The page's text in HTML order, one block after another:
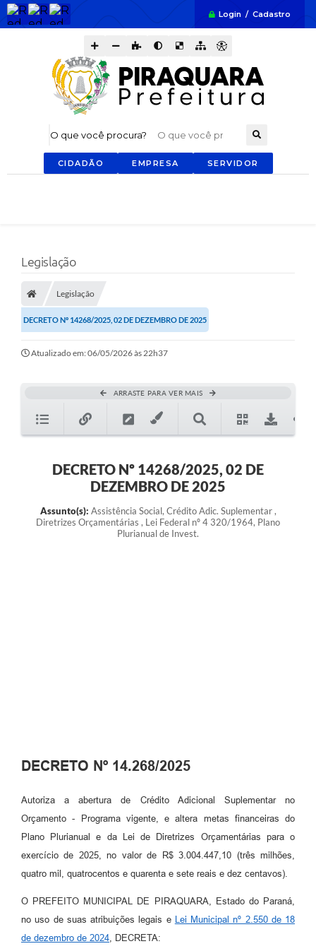
Login / Cadastro
O que você procura?
CIDADÃO EMPRESA SERVIDOR
Legislação
Legislação
DECRETO Nº 14268/2025, 02 DE DEZEMBRO DE 2025
Atualizado em: 06/05/2026 às 22h37
ARRASTE PARA VER MAIS
DECRETO Nº 14268/2025, 02 DE
DEZEMBRO DE 2025
Assunto(s): Assistência Social, Crédito Adic. Suplementar ,
Diretrizes Orçamentárias , Lei Federal nº 4 320/1964, Plano
Plurianual de Invest.
DECRETO Nº 14.268/2025
Autoriza a abertura de Crédito Adicional Suplementar no
Orçamento - Programa vigente, e altera metas financeiras do
Plano Plurianual e da Lei de Diretrizes Orçamentárias para o
exercício de 2025, no valor de R$ 3.004.447,10 (três milhões,
quatro mil, quatrocentos e quarenta e sete reais e dez centavos).
O PREFEITO MUNICIPAL DE PIRAQUARA, Estado do Paraná,
no uso de suas atribuições legais e
Lei Municipal nº 2.550 de 18
de dezembro de 2024 , DECRETA: